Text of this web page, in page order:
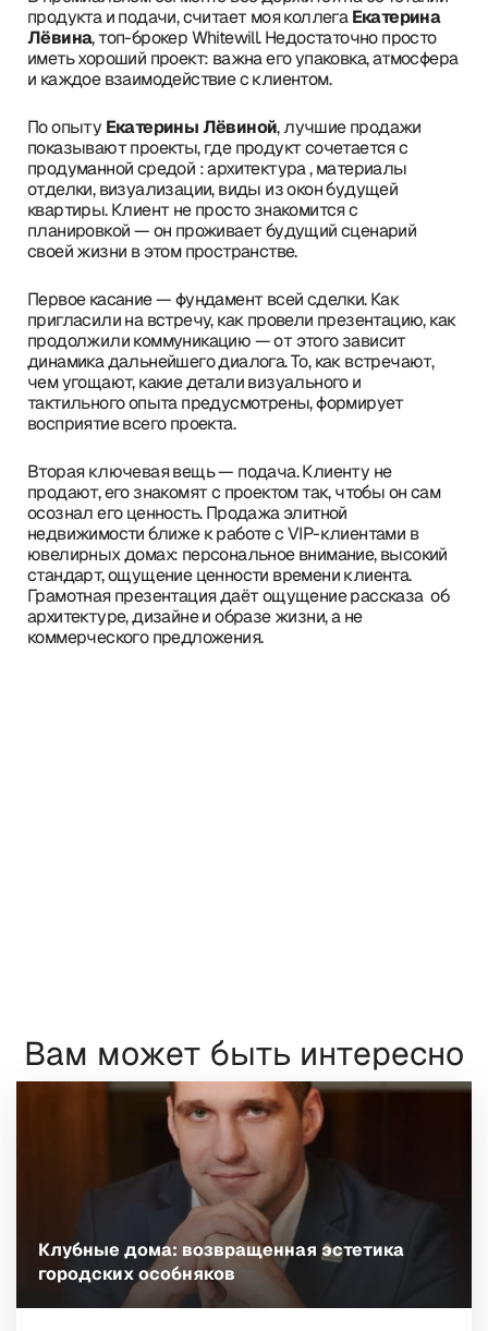
продукта и подачи, считает моя коллегаЕкатерина
Лёвина, топ-брокер Whitewill. Недостаточно просто
иметь хороший проект: важна его упаковка, атмосфера
и каждое взаимодействие с клиентом.
По опыту Екатерины Лёвиной, лучшие продажи
показывают проекты, где продукт сочетается с
продуманной средой : архитектура , материалы
отделки, визуализации, виды из окон будущей
квартиры. Клиент не просто знакомится с
планировкой — он проживает будущий сценарий
своей жизни в этом пространстве.
Первое касание — фундамент всей сделки. Как
пригласили на встречу, как провели презентацию, как
продолжили коммуникацию — от этого зависит
динамика дальнейшего диалога. То, как встречают,
чем угощают, какие детали визуального и
тактильного опыта предусмотрены, формирует
восприятие всего проекта.
Вторая ключевая вещь — подача. Клиенту не
продают, его знакомят с проектом так, чтобы он сам
осознал его ценность. Продажа элитной
недвижимости ближе к работе с VIP-клиентами в
ювелирных домах: персональное внимание, высокий
стандарт, ощущение ценности времени клиента.
Грамотная презентация даёт ощущение рассказа об
архитектуре, дизайне и образе жизни, а не
коммерческого предложения.
Вам может быть интересно
Клубные дома: возвращенная эстетика
городских особняков